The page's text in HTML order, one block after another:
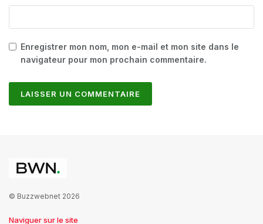
Enregistrer mon nom, mon e-mail et mon site dans le
navigateur pour mon prochain commentaire.
© Buzzwebnet 2026
Naviguer sur le site